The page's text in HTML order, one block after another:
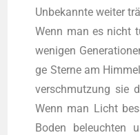
Unbe­kann­te wei­ter
Wenn man es nicht
weni­gen
ge Ster­ne am
ver­schmut­zung sie
Wenn man Licht
Boden beleuch­ten